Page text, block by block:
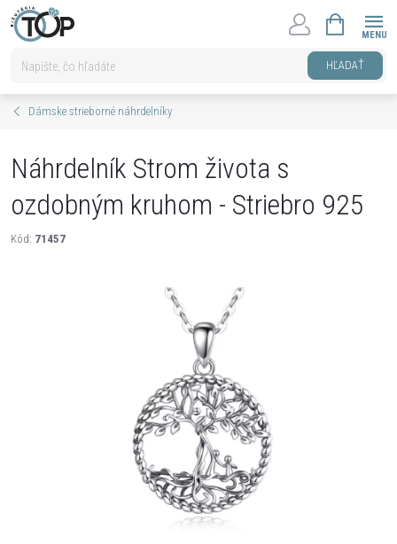
Prejsť
na
HĽADAŤ
KOŠÍK
Dámske strieborné náhrdelníky
Náhrdelník Strom života s
ozdobným kruhom - Striebro 925
Kód: 71457